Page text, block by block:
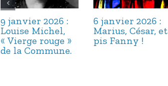
9 janvier 2026 :
Louise Michel,
« Vierge rouge »
de la Commune.
6 janvier 2026 :
Marius, César, et
pis Fanny !